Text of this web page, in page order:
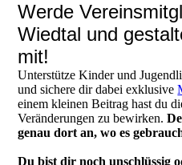
Werde
Wiedtal und
mit!
Unterstütze Kinder und
und sichere dir dabei exklusive
einem kleinen Beitrag hast du
Veränderungen zu bewirken.
genau dort an, wo es
Du bist dir noch unschlüssig